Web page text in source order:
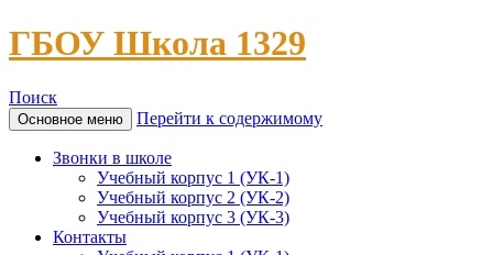
ГБОУ Школа 1329
Поиск
Основное меню Перейти к содержимому
Звонки в школе
Учебный корпус 1 (УК-1)
Учебный корпус 2 (УК-2)
Учебный корпус 3 (УК-3)
Контакты